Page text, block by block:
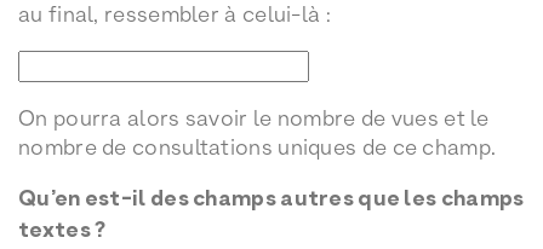
au final, ressembler à celui-là :
On pourra alors savoir le nombre de vues et le
nombre de consultations uniques de ce champ.
Qu’en est-il des champs autres que les champs
textes ?